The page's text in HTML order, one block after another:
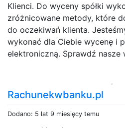
Klienci. Do wyceny spółki
zróżnicowane metody, które
do oczekiwań klienta.
wykonać dla Ciebie wycenę i
elektroniczną. Sprawdź nasze
Rachunekwbanku.pl
Dodano: 5 lat 9 miesięcy temu